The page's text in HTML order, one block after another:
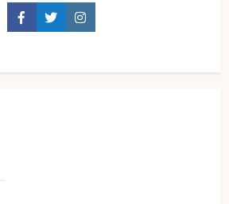
FacebookTwitterInstagram